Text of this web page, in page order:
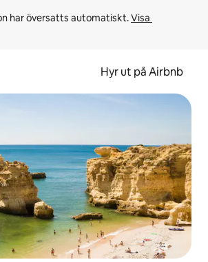
har översatts automatiskt. Visa
Hyr ut på Airbnb